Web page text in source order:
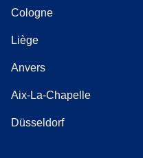
Cologne
Liège
Anvers
Aix-La-Chapelle
Düsseldorf